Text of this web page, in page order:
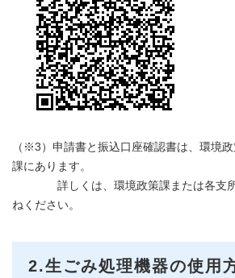
（※3）申請書と振込口座確認書は、環境
課にあります。
詳しくは、環境政策課または各支所
ねください。
2.生ごみ処理機器の使用